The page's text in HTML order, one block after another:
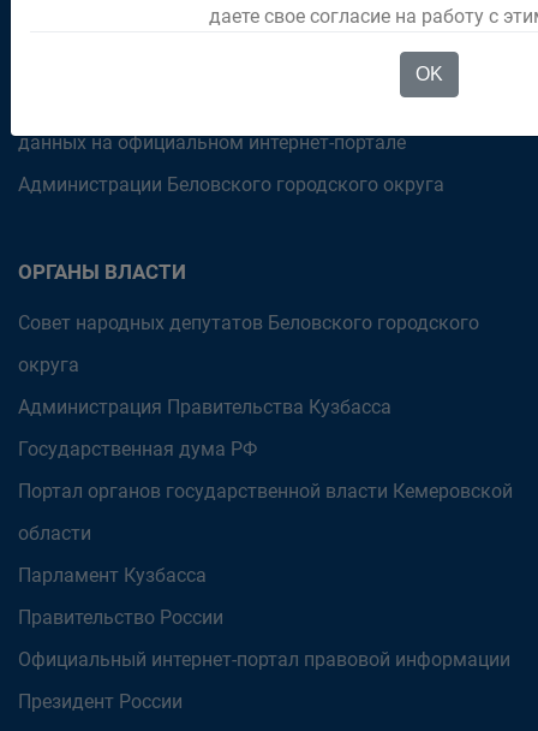
Политика в отношении обработки персональных
данных на официальном интернет-портале
Администрации Беловского городского округа
ОРГАНЫ ВЛАСТИ
Совет народных депутатов Беловского городского
округа
Администрация Правительства Кузбасса
Государственная дума РФ
Портал органов государственной власти Кемеровской
области
Парламент Кузбасса
Правительство России
Официальный интернет-портал правовой информации
Президент России
даете свое согласие на работу с
OK